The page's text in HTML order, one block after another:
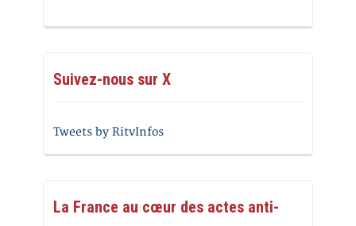
Suivez-nous sur X
Tweets by RitvInfos
La France au cœur des actes anti-